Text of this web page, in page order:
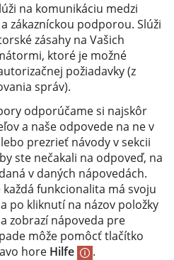
na komunikáciu medzi
zákazníckou podporou. Slúži
zásahy na Vašich
ktoré je možné
požiadavky (z
správ).
odporúčame si najskôr
a naše odpovede na ne v
prezrieť návody v sekcii
ste nečakali na odpoveď, na
v daných nápovedách.
funkcionalita má svoju
po kliknutí na názov položky
zobrazí nápoveda pre
môže pomôcť tlačítko
hore Hilfe
.